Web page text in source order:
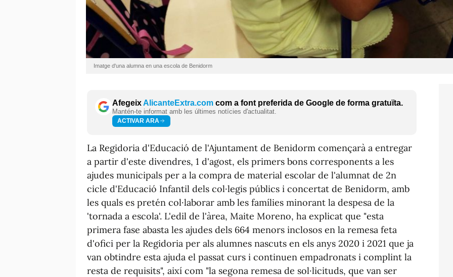
Imatge d'una alumna en una escola de Benidorm
AfegeixAlicanteExtra.com com a font preferida de Google de forma gratuïta.
Mantén-te informat amb les últimes notícies d'actualitat.
ACTIVAR ARA
La Regidoria d'Educació de l'Ajuntament de Benidorm començarà a entregar
a partir d'este divendres, 1 d'agost, els primers bons corresponents a les
ajudes municipals per a la compra de material escolar de l'alumnat de 2n
cicle d'Educació Infantil dels col·legis públics i concertat de Benidorm, amb
les quals es pretén col·laborar amb les famílies minorant la despesa de la
'tornada a escola'. L'edil de l'àrea, Maite Moreno, ha explicat que "esta
primera fase abasta les ajudes dels 664 menors inclosos en la remesa feta
d'ofici per la Regidoria per als alumnes nascuts en els anys 2020 i 2021 que ja
van obtindre esta ajuda el passat curs i continuen empadronats i complint la
resta de requisits", així com "la segona remesa de sol·licituds, que van ser